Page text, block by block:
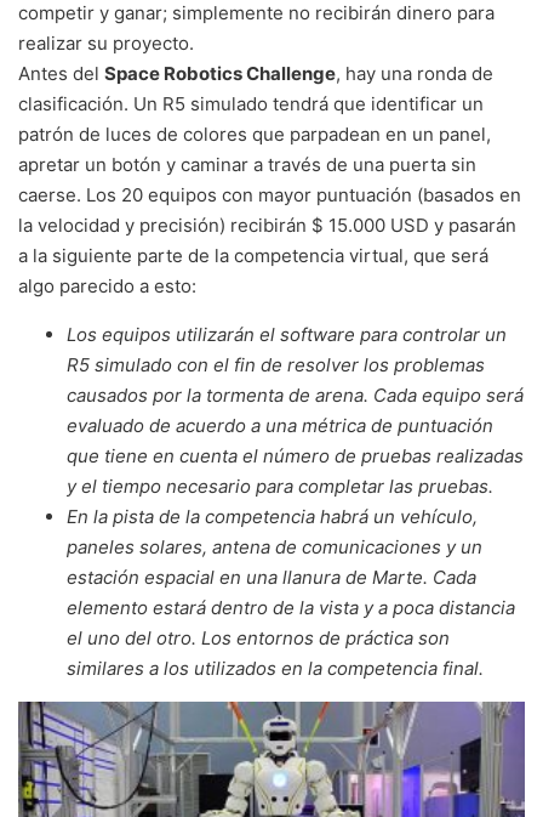
competir y ganar; simplemente no recibirán dinero para
realizar su proyecto.
Antes del Space Robotics Challenge, hay una ronda de
clasificación. Un R5 simulado tendrá que identificar un
patrón de luces de colores que parpadean en un panel,
apretar un botón y caminar a través de una puerta sin
caerse. Los 20 equipos con mayor puntuación (basados ​​en
la velocidad y precisión) recibirán $ 15.000 USD y pasarán
a la siguiente parte de la competencia virtual, que será
algo parecido a esto:
Los equipos utilizarán el software para controlar un
R5 simulado con el fin de resolver los problemas
causados ​​por la tormenta de arena. Cada equipo será
evaluado de acuerdo a una métrica de puntuación
que tiene en cuenta el número de pruebas realizadas
y el tiempo necesario para completar las pruebas.
En la pista de la competencia habrá un vehículo,
paneles solares, antena de comunicaciones y un
estación espacial en una llanura de Marte. Cada
elemento estará dentro de la vista y a poca distancia
el uno del otro. Los entornos de práctica son
similares a los utilizados en la competencia final.